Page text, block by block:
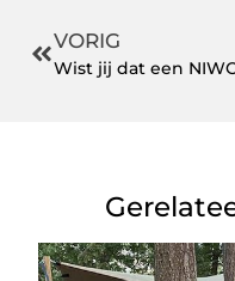
VORIG